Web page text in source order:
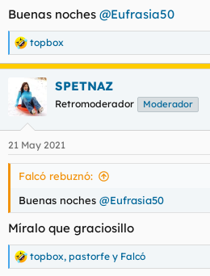
:
Buenas noches @Eufrasia50
R
e
a
c
i
e
s
topbox
SPETNAZ
Retromoderador Moderador
21 May 2021
Falcó rebuznó:
Buenas noches @Eufrasia50
Míralo que graciosillo
R
topbox, pastorfe y Falcó